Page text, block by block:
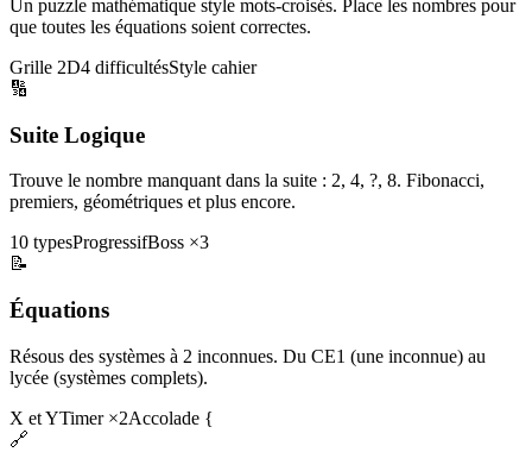
Un puzzle mathématique style mots-croisés. Place les nombres pour
que toutes les équations soient correctes.
Grille 2D4 difficultésStyle cahier
🔢
Suite Logique
Trouve le nombre manquant dans la suite : 2, 4, ?, 8. Fibonacci,
premiers, géométriques et plus encore.
10 typesProgressifBoss ×3
📝
Équations
Résous des systèmes à 2 inconnues. Du CE1 (une inconnue) au
lycée (systèmes complets).
X et YTimer ×2Accolade {
🔗